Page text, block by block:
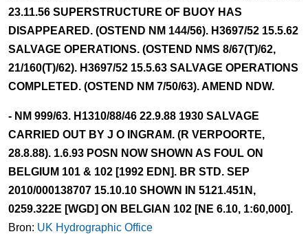
23.11.56 SUPERSTRUCTURE OF BUOY HAS
DISAPPEARED. (OSTEND NM 144/56). H3697/52 15.5.62
SALVAGE OPERATIONS. (OSTEND NMS 8/67(T)/62,
21/160(T)/62). H3697/52 15.5.63 SALVAGE OPERATIONS
COMPLETED. (OSTEND NM 7/50/63). AMEND NDW.
- NM 999/63. H1310/88/46 22.9.88 1930 SALVAGE
CARRIED OUT BY J O INGRAM. (R VERPOORTE,
28.8.88). 1.6.93 POSN NOW SHOWN AS FOUL ON
BELGIUM 101 & 102 [1992 EDN]. BR STD. SEP
2010/000138707 15.10.10 SHOWN IN 5121.451N,
0259.322E [WGD] ON BELGIAN 102 [NE 6.10, 1:60,000].
Bron: UK Hydrographic Office